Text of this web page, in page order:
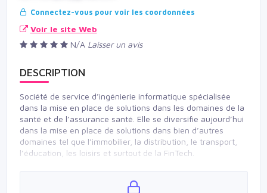
Connectez-vous pour voir les coordonnées
Voir le site Web
N/A Laisser un avis
DESCRIPTION
Société de service d’ingénierie informatique spécialisée
dans la mise en place de solutions dans les domaines de la
santé et de l’assurance santé. Elle se diversifie aujourd’hui
dans la mise en place de solutions dans bien d’autres
domaines tel que l’immobilier, la distribution, le transport,
l’éducation, les loisirs et surtout de la FinTech.